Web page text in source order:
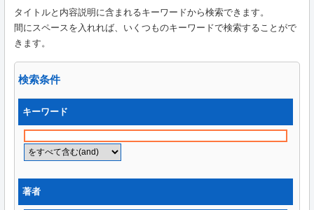
タイトルと内容説明に含まれるキーワードから検索できます。
間にスペースを入れれば、いくつものキーワードで検索することがで
きます。
検索条件
キーワード
著者